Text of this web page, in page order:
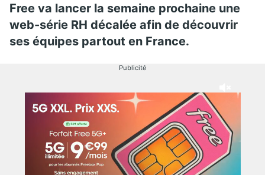
Free va lancer la semaine prochaine une
web-série RH décalée afin de découvrir
ses équipes partout en France.
Publicité